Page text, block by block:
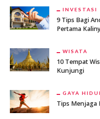
INVESTASI
9 Tips Bagi
Pertama
WISATA
10 Tempat
Kunjungi
GAYA
Tips Menjaga